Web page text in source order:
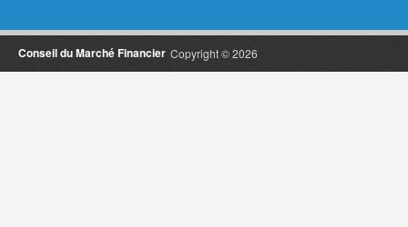
Copyright © 2026
Conseil du Marché Financier